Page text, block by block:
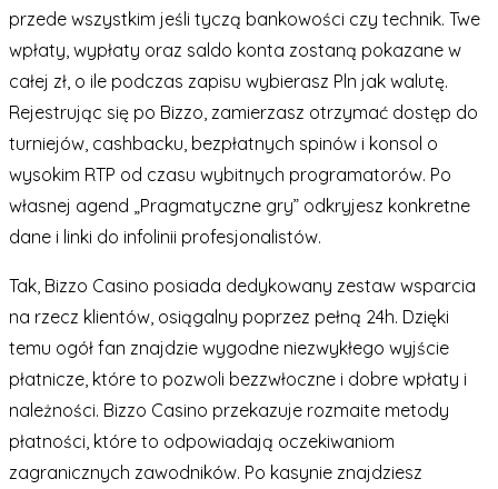
przede wszystkim jeśli tyczą bankowości czy technik. Twe
wpłaty, wypłaty oraz saldo konta zostaną pokazane w
całej zł, o ile podczas zapisu wybierasz Pln jak walutę.
Rejestrując się po Bizzo, zamierzasz otrzymać dostęp do
turniejów, cashbacku, bezpłatnych spinów i konsol o
wysokim RTP od czasu wybitnych programatorów. Po
własnej agend „Pragmatyczne gry” odkryjesz konkretne
dane i linki do infolinii profesjonalistów.
Tak, Bizzo Casino posiada dedykowany zestaw wsparcia
na rzecz klientów, osiągalny poprzez pełną 24h. Dzięki
temu ogół fan znajdzie wygodne niezwykłego wyjście
płatnicze, które to pozwoli bezzwłoczne i dobre wpłaty i
należności. Bizzo Casino przekazuje rozmaite metody
płatności, które to odpowiadają oczekiwaniom
zagranicznych zawodników. Po kasynie znajdziesz